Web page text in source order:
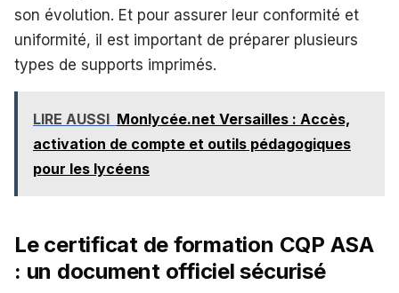
son évolution. Et pour assurer leur conformité et
uniformité, il est important de préparer plusieurs
types de supports imprimés.
LIRE AUSSI Monlycée.net Versailles : Accès,
activation de compte et outils pédagogiques
pour les lycéens
Le certificat de formation CQP ASA
: un document officiel sécurisé